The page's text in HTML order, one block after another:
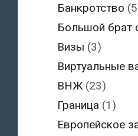
Банкротство
Большой брат
Визы (3)
Виртуальные
ВНЖ (23)
Граница (1)
Европейское